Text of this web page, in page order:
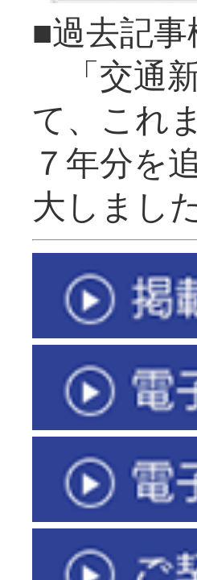
■過去記
「交通
て、これ
７年分を
大し